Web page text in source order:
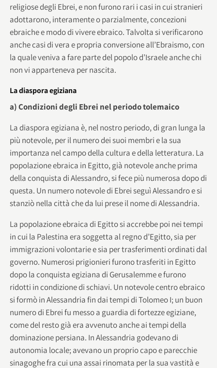
religiose degli Ebrei, e non furono rari i casi in cui stranieri
adottarono, interamente o parzialmente, concezioni
ebraiche e modo di vivere ebraico. Talvolta si verificarono
anche casi di vera e propria conversione all’Ebraismo, con
la quale veniva a fare parte del popolo d’Israele anche chi
non vi apparteneva per nascita.
La diaspora egiziana
a) Condizioni degli Ebrei nel periodo tolemaico
La diaspora egiziana è, nel nostro periodo, di gran lunga la
più notevole, per il numero dei suoi membri e la sua
importanza nel campo della cultura e della letteratura. La
popolazione ebraica in Egitto, già notevole anche prima
della conquista di Alessandro, si fece più numerosa dopo di
questa. Un numero notevole di Ebrei seguì Alessandro e si
stanziò nella città che da lui prese il nome di Alessandria.
La popolazione ebraica di Egitto si accrebbe poi nei tempi
in cui la Palestina era soggetta al regno d’Egitto, sia per
immigrazioni volontarie e sia per trasferimenti ordinati dal
governo. Numerosi prigionieri furono trasferiti in Egitto
dopo la conquista egiziana di Gerusalemme e furono
ridotti in condizione di schiavi. Un notevole centro ebraico
si formò in Alessandria fin dai tempi di Tolomeo I; un buon
numero di Ebrei fu messo a guardia di fortezze egiziane,
come del resto già era avvenuto anche ai tempi della
dominazione persiana. In Alessandria godevano di
autonomia locale; avevano un proprio capo e parecchie
sinagoghe fra cui una assai rinomata per la sua vastità e